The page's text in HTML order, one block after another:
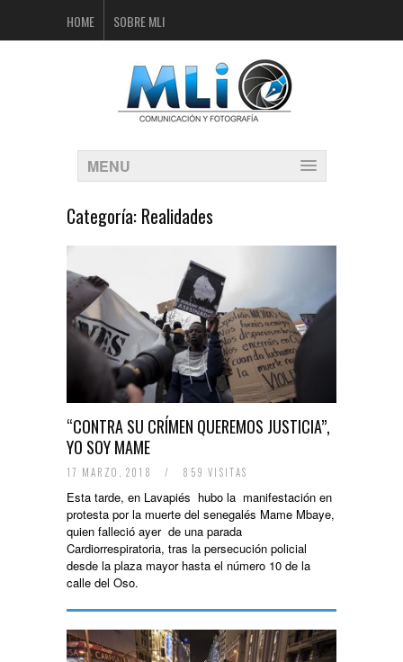
HOME SOBRE MLI
MENU
Categoría: Realidades
“CONTRA SU CRÍMEN QUEREMOS JUSTICIA”,
YO SOY MAME
17 MARZO, 2018 / 859 VISITAS
Esta tarde, en Lavapiés hubo la manifestación en
protesta por la muerte del senegalés Mame Mbaye,
quien falleció ayer de una parada
Cardiorrespiratoria, tras la persecución policial
desde la plaza mayor hasta el número 10 de la
calle del Oso.